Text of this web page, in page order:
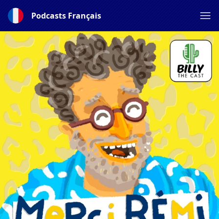
Podcasts Français